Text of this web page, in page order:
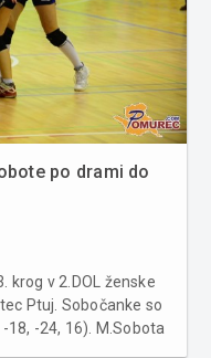
po drami do
krog v 2.DOL ženske
Ptuj. Sobočanke so
-24, 16). M.Sobota